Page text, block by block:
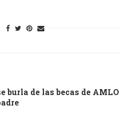
burla de las becas de AMLO